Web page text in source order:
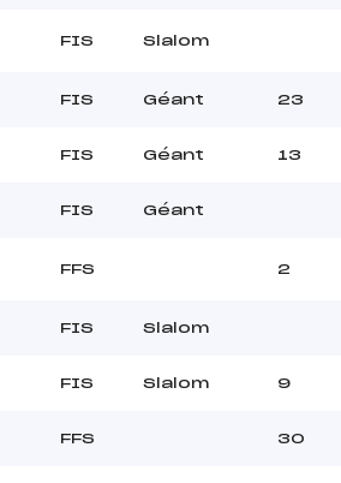
FIS Slalom
FIS Géant 23
FIS Géant 13
FIS Géant
FFS 2
FIS Slalom
FIS Slalom 9
FFS 30